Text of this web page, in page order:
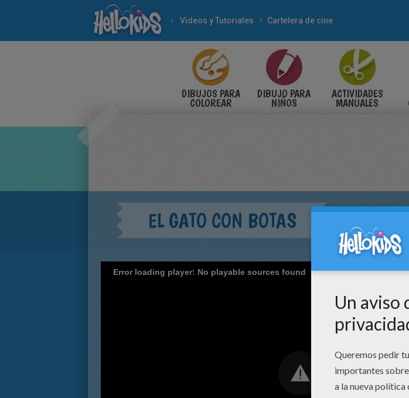
Videos y Tutoriales Cartelera de cine
DIBUJOS PARA
COLOREAR
DIBUJO PARA
NIÑOS
ACTIVIDADES
MANUALES
EL GATO CON BOTAS
Error loading player: No playable sources found